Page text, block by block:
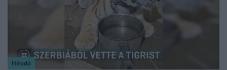
Híradó